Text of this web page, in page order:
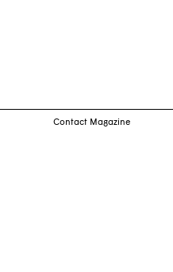
Contact Magazine